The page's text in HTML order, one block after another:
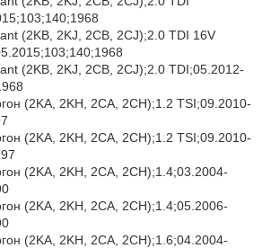
(2KB, 2KJ, 2CB, 2CJ);2.0 TDI 16V
(2KB, 2KJ, 2CB, 2CJ);2.0 TDI;05.2012-
(2KA, 2KH, 2CA, 2CH);1.2 TSI;09.2010-
(2KA, 2KH, 2CA, 2CH);1.2 TSI;09.2010-
(2KA, 2KH, 2CA, 2CH);1.4;03.2004-
(2KA, 2KH, 2CA, 2CH);1.4;05.2006-
(2KA, 2KH, 2CA, 2CH);1.6;04.2004-